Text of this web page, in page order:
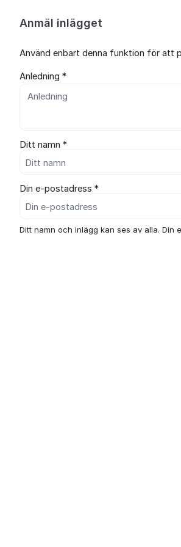
Anmäl inlägget
Använd enbart denna funktion för att
Anledning *
Ditt namn *
Din e-postadress *
Ditt namn och inlägg kan ses av alla. Din